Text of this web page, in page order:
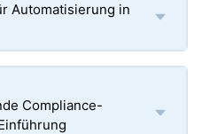
Automatisierung in
Compliance-